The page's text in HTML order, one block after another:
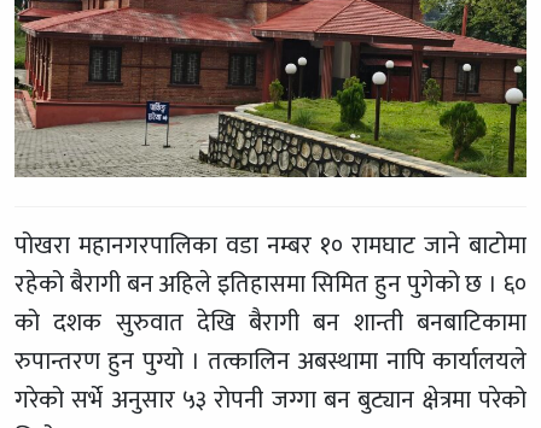
पोखरा महानगरपालिका वडा नम्बर १० रामघाट जाने बाटोमा
रहेको बैरागी बन अहिले इतिहासमा सिमित हुन पुगेको छ । ६०
को दशक सुरुवात देखि बैरागी बन शान्ती बनबाटिकामा
रुपान्तरण हुन पुग्यो । तत्कालिन अबस्थामा नापि कार्यालयले
गरेको सर्भे अनुसार ५३ रोपनी जग्गा बन बुट्यान क्षेत्रमा परेको